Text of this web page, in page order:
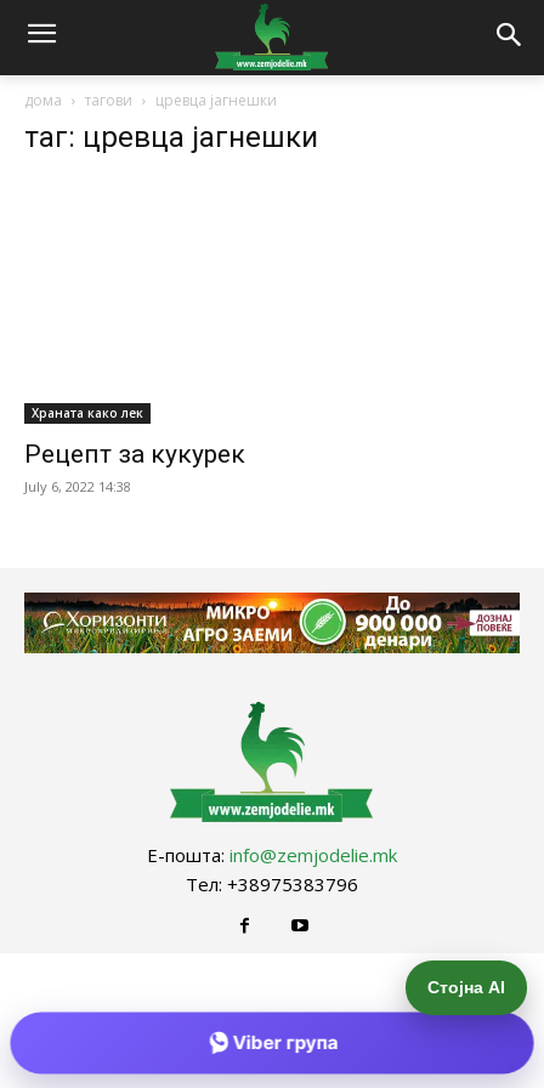
дома тагови цревца јагнешки
таг: цревца јагнешки
Храната како лек
Рецепт за кукурек
July 6, 2022 14:38
Е-пошта: info@zemjodelie.mk
Тел: +38975383796
Стојна AI
Viber група